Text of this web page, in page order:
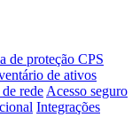
de proteção CPS
de ativos
redeAcesso seguro
Integrações